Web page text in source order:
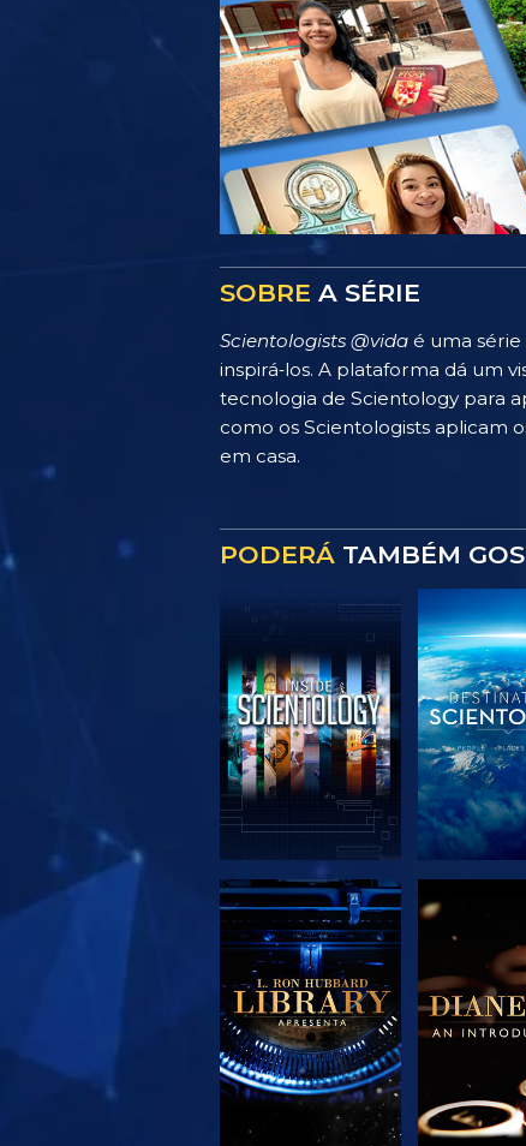
SOBRE A SÉRIE
Scientologists @vida é uma
inspirá‑los. A plataforma dá um
tecnologia de Scientology para
como os Scientologists aplicam
em casa.
PODERÁ TAMBÉM
EXPLORAR A
SÉRIE